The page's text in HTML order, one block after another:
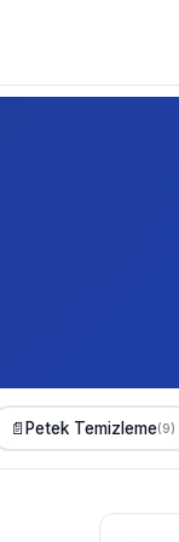
📄Petek Temizleme(9)